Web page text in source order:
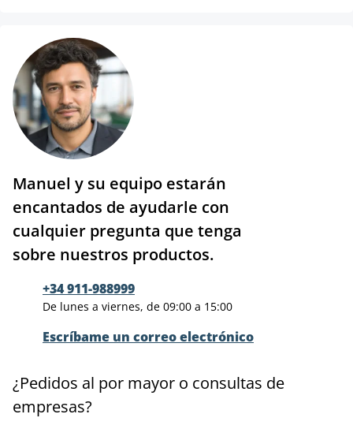
Manuel y su equipo estarán
encantados de ayudarle con
cualquier pregunta que tenga
sobre nuestros productos.
+34 911-988999
De lunes a viernes, de 09:00 a 15:00
Escríbame un correo electrónico
¿Pedidos al por mayor o consultas de
empresas?